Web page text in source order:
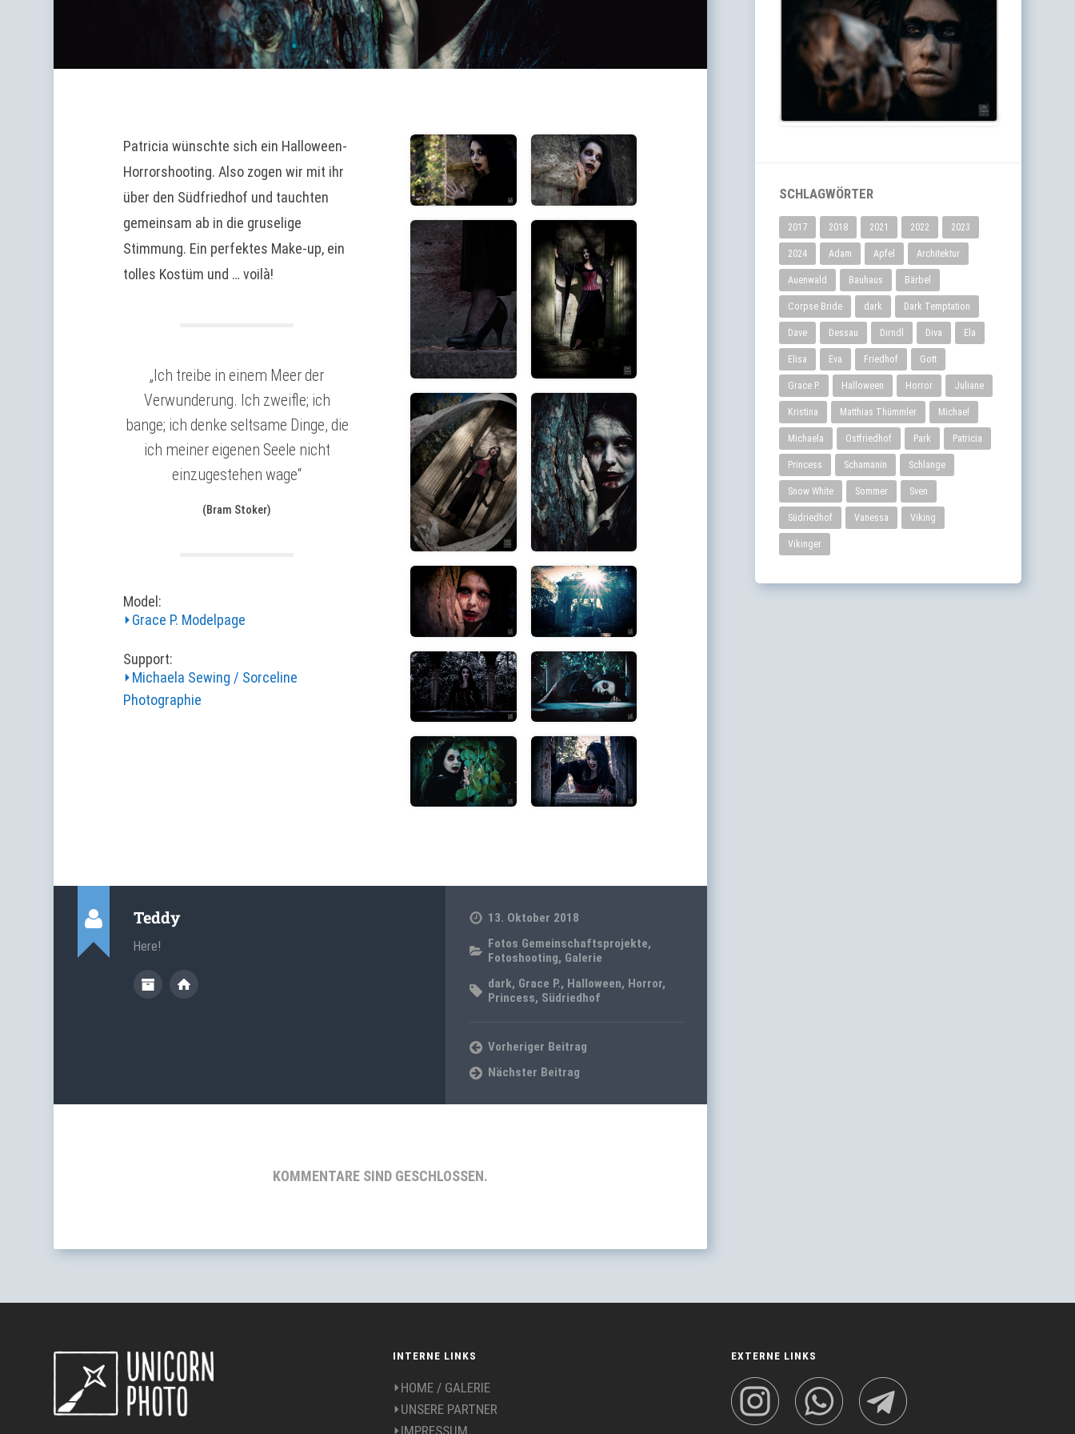
Patricia wünschte sich ein Halloween-
Horrorshooting. Also zogen wir mit ihr
über den Südfriedhof und tauchten
gemeinsam ab in die gruselige
Stimmung. Ein perfektes Make-up, ein
tolles Kostüm und … voilà!
„Ich treibe in einem Meer der
Verwunderung. Ich zweifle; ich
bange; ich denke seltsame Dinge, die
ich meiner eigenen Seele nicht
einzugestehen wage“
(Bram Stoker)
Model:
⏵Grace P. Modelpage
Support:
⏵Michaela Sewing / Sorceline
Photographie
Teddy
Here!
13. Oktober 2018
Fotos Gemeinschaftsprojekte,
Fotoshooting, Galerie
dark, Grace P., Halloween, Horror,
Princess, Südriedhof
Vorheriger Beitrag
Nächster Beitrag
KOMMENTARE SIND GESCHLOSSEN.
SCHLAGWÖRTER
2017 2018 2021 2022 2023
2024 Adam Apfel Architektur
Auenwald Bauhaus Bärbel
Corpse Bride dark Dark Temptation
Dave Dessau Dirndl Diva Ela
Elisa Eva Friedhof Gott
Grace P. Halloween Horror Juliane
Kristina Matthias Thümmler Michael
Michaela Ostfriedhof Park Patricia
Princess Schamanin Schlange
Snow White Sommer Sven
Südriedhof Vanessa Viking
Vikinger
INTERNE LINKS
⏵HOME / GALERIE
⏵UNSERE PARTNER
EXTERNE LINKS